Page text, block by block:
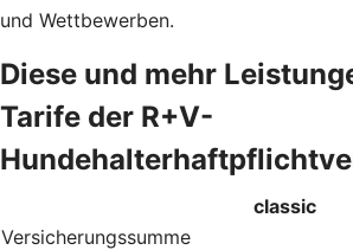
und Wettbewerben.
Diese und mehr
Tarife der R+V-
classic
Versicherungssumme